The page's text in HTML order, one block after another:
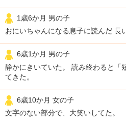
1歳6か月 男の子
おにいちゃんになる息子に読んだ 長
6歳1か月 男の子
静かにきいていた。 読み終わると「
てきた。
6歳10か月 女の子
文字のない部分で、大笑いしてた。